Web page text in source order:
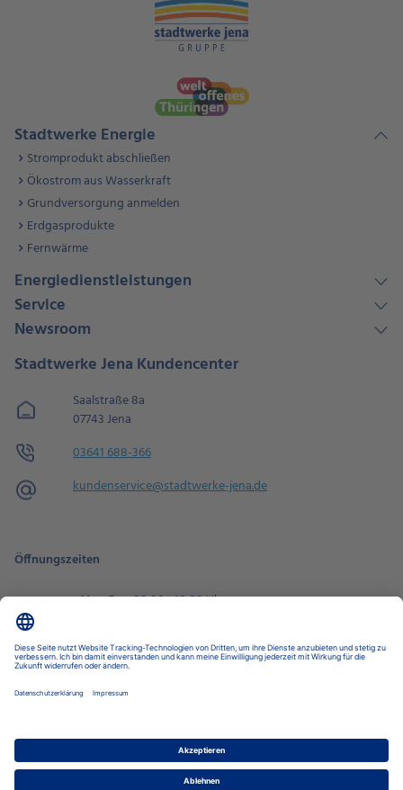
Stadtwerke Energie
Stromprodukt abschließen
Ökostrom aus Wasserkraft
Grundversorgung anmelden
Erdgasprodukte
Fernwärme
Energiedienstleistungen
Service
Newsroom
Stadtwerke Jena Kundencenter
Saalstraße 8a
07743 Jena
03641 688-366
kundenservice@​stadtwerke-jena.de
Öffnungszeiten
Mo - Fr
08:00 - 18:00 Uhr
Barrierefreiheit